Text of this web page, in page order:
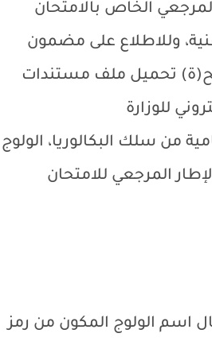
المرجعي الخاص بالامتحان
وللاطلاع على مضمون
الوطني باك 2025 يمكن للمترشح(ة) تحميل ملف مستندات
للوزارة
من سلك البكالوريا، الولوج
المرجعي للامتحان
اسم الولوج المكون من رمز